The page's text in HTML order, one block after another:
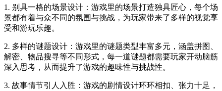
1. 别具一格的场景设计：游戏里的场景打造独具匠心，每个场
景都有着与众不同的氛围与挑战，为玩家带来了多样的视觉享
受和游玩乐趣。
2. 多样的谜题设计：游戏里的谜题类型丰富多元，涵盖拼图、
解密、物品搜寻等不同形式，每一道谜题都需要玩家开动脑筋
深入思考，从而提升了游戏的趣味性与挑战性。
3. 故事情节引人入胜：游戏的剧情设计环环相扣、张力十足，